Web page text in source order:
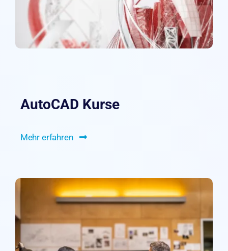
AutoCAD Kurse
Mehr erfahren